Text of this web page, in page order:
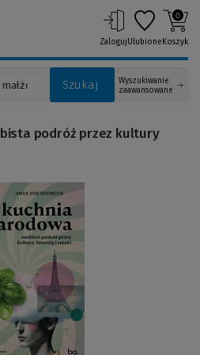
Szukaj
Wyszukiwanie
zaawansowane
ZalogujUlubione
0
Koszyk
do
strony)
podróż przez kultury